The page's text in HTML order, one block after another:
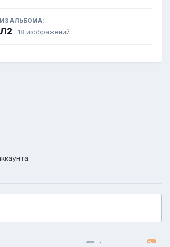
ИЗ АЛЬБОМА:
Л2 · 18 изображений
Активность